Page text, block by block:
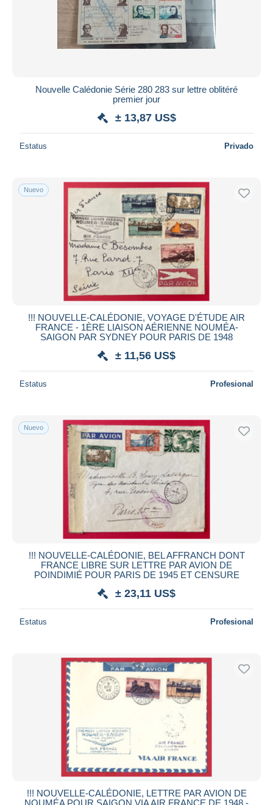
Cartas & documentos
Vendidos
Duration
Sólo con descuento
Envío gratis
Métodos de pago
PayPal
Transferencia bancaria
Visa
Mastercard
Bancontact
iDeal
Maestro
Aplicar
Nouvelle Calédonie Série 280 283 sur lettre oblitéré
premier jour
± 13,87 US$
Estatus Privado
Nuevo
!!! NOUVELLE-CALÉDONIE, VOYAGE D'ÉTUDE AIR
FRANCE - 1ÈRE LIAISON AÉRIENNE NOUMÉA-
SAIGON PAR SYDNEY POUR PARIS DE 1948
± 11,56 US$
Estatus Profesional
Nuevo
!!! NOUVELLE-CALÉDONIE, BEL AFFRANCH DONT
FRANCE LIBRE SUR LETTRE PAR AVION DE
POINDIMIÉ POUR PARIS DE 1945 ET CENSURE
± 23,11 US$
Estatus Profesional
!!! NOUVELLE-CALÉDONIE, LETTRE PAR AVION DE
NOUMÉA POUR SAIGON VIA AIR FRANCE DE 1948 -